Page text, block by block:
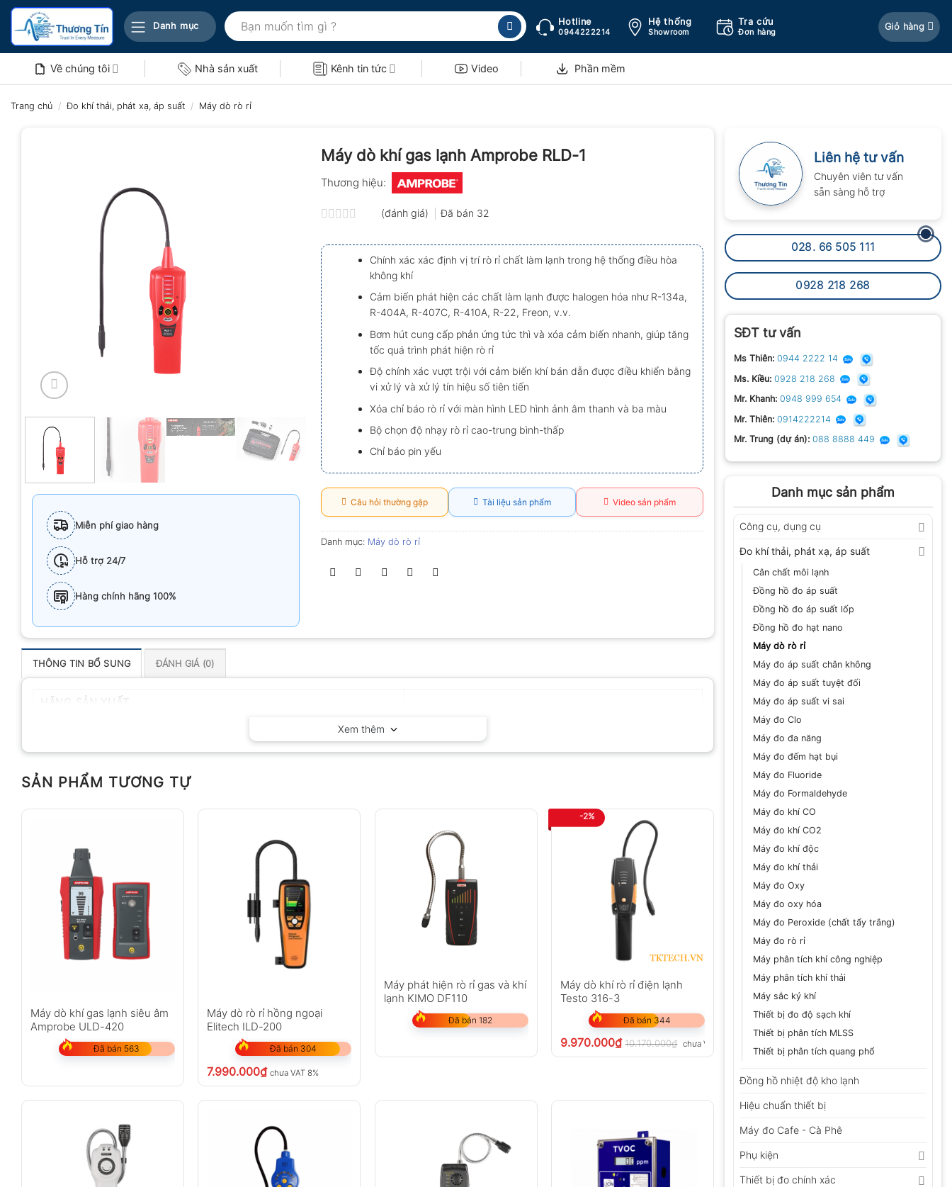
Bỏ
nội
Danh mục
Tìm
kiếm:
Hotline
0944222214
Hệ thống
Showroom
Tra cứu
Đơn hàng
Giỏ hàng
Về chúng tôi Nhà sản xuất Kênh tin tức Video Phần mềm
Trang chủ / Đo khí thải, phát xạ, áp suất / Máy dò rò rỉ
Liên hệ tư vấn
Chuyên viên tư vấn
sẵn sàng hỗ trợ
028. 66 505 111
0928 218 268
SĐT tư vấn
Ms Thiên: 0944 2222 14
Ms. Kiều: 0928 218 268
Mr. Khanh: 0948 999 654
Mr. Thiên: 0914222214
Mr. Trung (dự án): 088 8888 449
Danh mục sản phẩm
Công cụ, dụng cụ
Đo khí thải, phát xạ, áp suất
Cân chất môi lạnh
Đồng hồ đo áp suất
Đồng hồ đo áp suất lốp
Đồng hồ đo hạt nano
Máy dò rò rỉ
Máy đo áp suất chân không
Máy đo áp suất tuyệt đối
Máy đo áp suất vi sai
Máy đo Clo
Máy đo đa năng
Máy đo đếm hạt bụi
Máy đo Fluoride
Máy đo Formaldehyde
Máy đo khí CO
Máy đo khí CO2
Máy đo khí độc
Máy đo khí thải
Máy đo Oxy
Máy đo oxy hóa
Máy đo Peroxide (chất tẩy trắng)
Máy đo rò rỉ
Máy phân tích khí công nghiệp
Máy phân tích khí thải
Máy sắc ký khí
Thiết bị đo độ sạch khí
Thiết bị phân tích MLSS
Thiết bị phân tích quang phổ
Đồng hồ nhiệt độ kho lạnh
Hiệu chuẩn thiết bị
Máy đo Cafe - Cà Phê
Phụ kiện
Thiết bị đo chính xác
Miễn phí giao hàng
Hỗ trợ 24/7
Hàng chính hãng 100%
Máy dò khí gas lạnh Amprobe RLD-1
Thương hiệu:
xếp
hạng
0.0
5
sao
(đánh giá) Đã bán 32
Chính xác xác định vị trí rò rỉ chất làm lạnh trong hệ thống điều hòa
không khí
Cảm biến phát hiện các chất làm lạnh được halogen hóa như R-134a,
R-404A, R-407C, R-410A, R-22, Freon, v.v.
Bơm hút cung cấp phản ứng tức thì và xóa cảm biến nhanh, giúp tăng
tốc quá trình phát hiện rò rỉ
Độ chính xác vượt trội với cảm biến khí bán dẫn được điều khiển bằng
vi xử lý và xử lý tín hiệu số tiên tiến
Xóa chỉ báo rò rỉ với màn hình LED hình ảnh âm thanh và ba màu
Bộ chọn độ nhạy rò rỉ cao-trung bình-thấp
Chỉ báo pin yếu
Câu hỏi thường gặp Tài liệu sản phẩm Video sản phẩm
Danh mục: Máy dò rò rỉ
THÔNG TIN BỔ SUNG ĐÁNH GIÁ (0)
Xem thêm
SẢN PHẨM TƯƠNG TỰ
Máy dò khí gas lạnh siêu âm
Amprobe ULD-420
Đã bán 563
Máy dò rò rỉ hồng ngoại
Elitech ILD-200
Đã bán 304
7.990.000₫ chưa VAT 8%
Máy phát hiện rò rỉ gas và khí
lạnh KIMO DF110
Đã bán 182
-2%
Máy dò khí rò rỉ điện lạnh
Testo 316-3
Đã bán 344
9.970.000₫ 10.170.000₫ chưa VAT 8%